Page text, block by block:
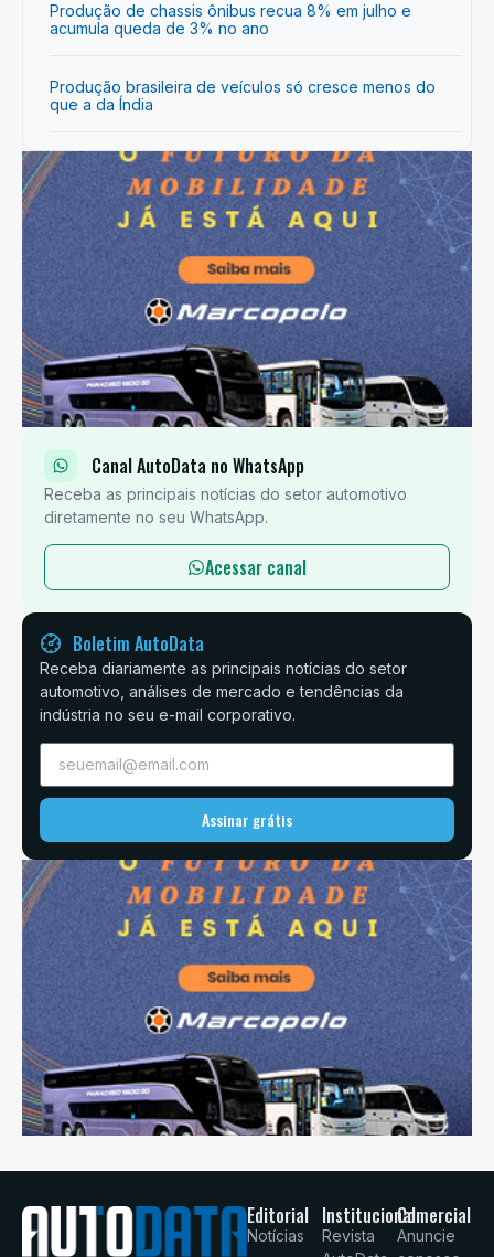
Produção de chassis ônibus recua 8% em julho e
acumula queda de 3% no ano
Produção brasileira de veículos só cresce menos do
que a da Índia
Canal AutoData no WhatsApp
Receba as principais notícias do setor automotivo
diretamente no seu WhatsApp.
Acessar canal
Boletim AutoData
Receba diariamente as principais notícias do setor
automotivo, análises de mercado e tendências da
indústria no seu e-mail corporativo.
Assinar grátis
Editorial
Notícias
Institucional
Revista
Comercial
Anuncie